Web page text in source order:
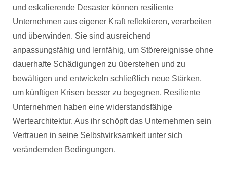
und eskalierende Desaster können resiliente
Unternehmen aus eigener Kraft reflektieren, verarbeiten
und überwinden. Sie sind ausreichend
anpassungsfähig und lernfähig, um Störereignisse ohne
dauerhafte Schädigungen zu überstehen und zu
bewältigen und entwickeln schließlich neue Stärken,
um künftigen Krisen besser zu begegnen. Resiliente
Unternehmen haben eine widerstandsfähige
Wertearchitektur. Aus ihr schöpft das Unternehmen sein
Vertrauen in seine Selbstwirksamkeit unter sich
verändernden Bedingungen.